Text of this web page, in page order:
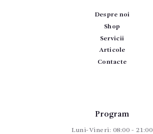
Despre noi
Shop
Servicii
Articole
Contacte
Program
Luni-Vineri: 08:00 - 21:00